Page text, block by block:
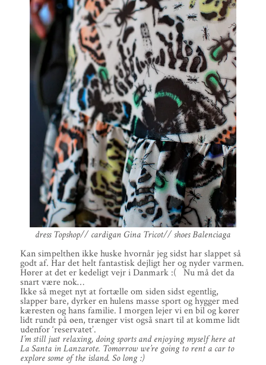
dress Topshop// cardigan Gina Tricot// shoes Balenciaga
Kan simpelthen ikke huske hvornår jeg sidst har slappet så
godt af. Har det helt fantastisk dejligt her og nyder varmen.
Hører at det er kedeligt vejr i Danmark :( Nu må det da
snart være nok…
Ikke så meget nyt at fortælle om siden sidst egentlig,
slapper bare, dyrker en hulens masse sport og hygger med
kæresten og hans familie. I morgen lejer vi en bil og kører
lidt rundt på øen, trænger vist også snart til at komme lidt
udenfor ‘reservatet’.
I’m still just relaxing, doing sports and enjoying myself here at
La Santa in Lanzarote. Tomorrow we’re going to rent a car to
explore some of the island. So long :)